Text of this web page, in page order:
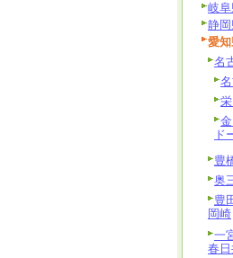
岐
静
愛
名
ド
豊
奥
豊
岡崎
一
春